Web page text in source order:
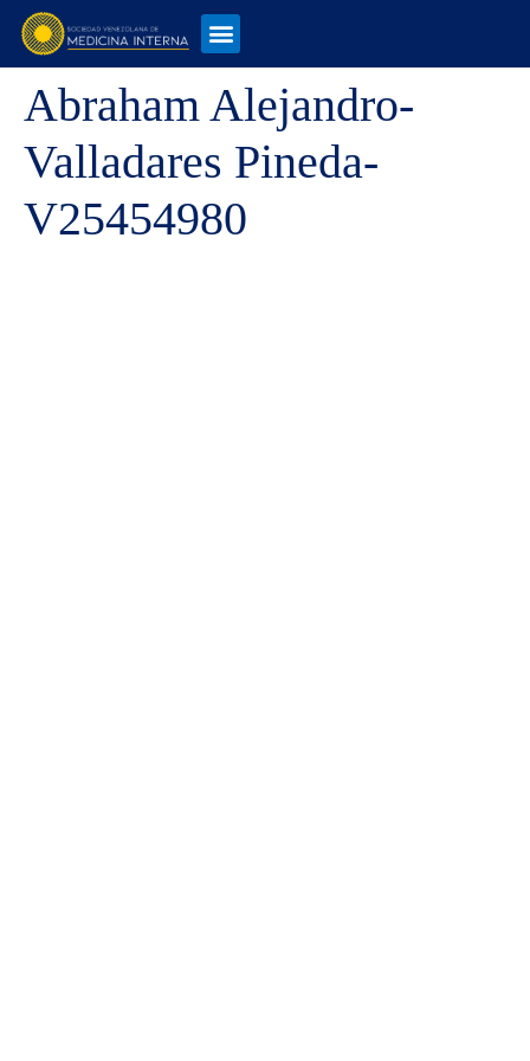
Abraham Alejandro-
Valladares Pineda-
V25454980